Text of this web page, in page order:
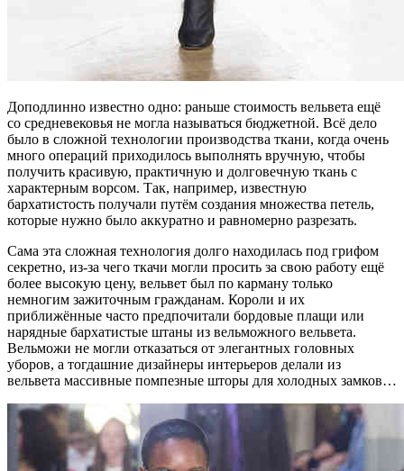
Доподлинно известно одно: раньше стоимость вельвета ещё
со средневековья не могла называться бюджетной. Всё дело
было в сложной технологии производства ткани, когда очень
много операций приходилось выполнять вручную, чтобы
получить красивую, практичную и долговечную ткань с
характерным ворсом. Так, например, известную
бархатистость получали путём создания множества петель,
которые нужно было аккуратно и равномерно разрезать.
Сама эта сложная технология долго находилась под грифом
секретно, из-за чего ткачи могли просить за свою работу ещё
более высокую цену, вельвет был по карману только
немногим зажиточным гражданам. Короли и их
приближённые часто предпочитали бордовые плащи или
нарядные бархатистые штаны из вельможного вельвета.
Вельможи не могли отказаться от элегантных головных
уборов, а тогдашние дизайнеры интерьеров делали из
вельвета массивные помпезные шторы для холодных замков…